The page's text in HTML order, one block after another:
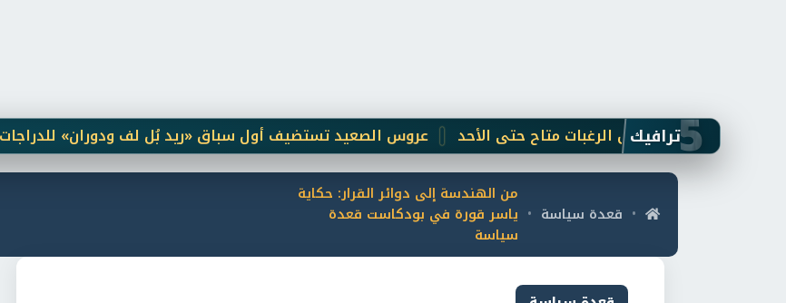
5ترافيك عروس الصعيد تستضيف أول سباق «ريد بُل لف ودوران» للدراجات في مصر
• قعدة سياسة •
من الهندسة إلى دوائر القرار: حكاية
ياسر قورة في بودكاست قعدة
سياسة